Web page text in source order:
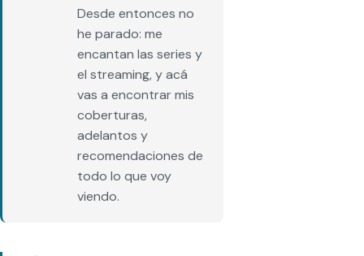
Desde entonces no
he parado: me
encantan las series y
el streaming, y acá
vas a encontrar mis
coberturas,
adelantos y
recomendaciones de
todo lo que voy
viendo.